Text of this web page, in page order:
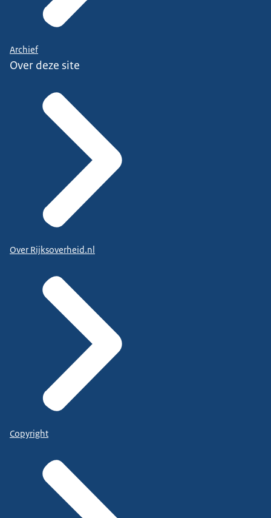
Archief
Over deze site
Over Rijksoverheid.nl
Copyright